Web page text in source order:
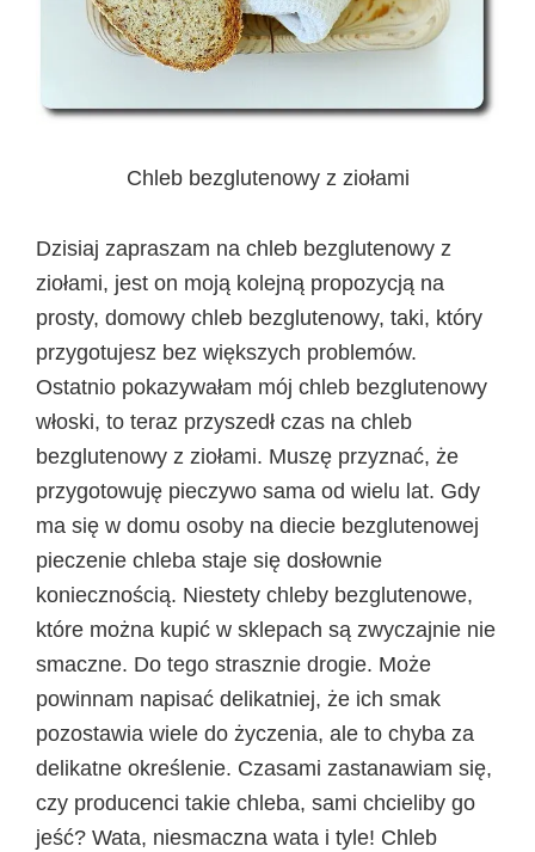
Chleb bezglutenowy z ziołami
Dzisiaj zapraszam na chleb bezglutenowy z
ziołami, jest on moją kolejną propozycją na
prosty, domowy chleb bezglutenowy, taki, który
przygotujesz bez większych problemów.
Ostatnio pokazywałam mój chleb bezglutenowy
włoski, to teraz przyszedł czas na chleb
bezglutenowy z ziołami. Muszę przyznać, że
przygotowuję pieczywo sama od wielu lat. Gdy
ma się w domu osoby na diecie bezglutenowej
pieczenie chleba staje się dosłownie
koniecznością. Niestety chleby bezglutenowe,
które można kupić w sklepach są zwyczajnie nie
smaczne. Do tego strasznie drogie. Może
powinnam napisać delikatniej, że ich smak
pozostawia wiele do życzenia, ale to chyba za
delikatne określenie. Czasami zastanawiam się,
czy producenci takie chleba, sami chcieliby go
jeść? Wata, niesmaczna wata i tyle! Chleb